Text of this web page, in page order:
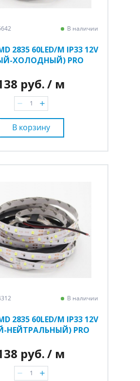
В наличии
2835 60LED/M IP33 12V
ХОЛОДНЫЙ) PRO
руб./ м
В корзину
В наличии
2835 60LED/M IP33 12V
НЕЙТРАЛЬНЫЙ) PRO
руб./ м